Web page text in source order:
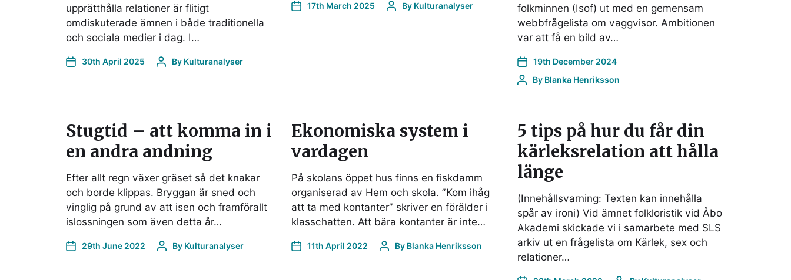
upprätthålla relationer är flitigt
omdiskuterade ämnen i både traditionella
och sociala medier i dag. I…
30th April 2025 By Kulturanalyser
17th March 2025 By Kulturanalyser
folkminnen (Isof) ut med en gemensam
webbfrågelista om vaggvisor. Ambitionen
var att få en bild av…
19th December 2024
By Blanka Henriksson
Stugtid – att komma in i
en andra andning
Efter allt regn växer gräset så det knakar
och borde klippas. Bryggan är sned och
vinglig på grund av att isen och framförallt
islossningen som även detta år…
29th June 2022 By Kulturanalyser
Ekonomiska system i
vardagen
På skolans öppet hus finns en fiskdamm
organiserad av Hem och skola. ”Kom ihåg
att ta med kontanter” skriver en förälder i
klasschatten. Att bära kontanter är inte…
11th April 2022 By Blanka Henriksson
5 tips på hur du får din
kärleksrelation att hålla
länge
(Innehållsvarning: Texten kan innehålla
spår av ironi) Vid ämnet folkloristik vid Åbo
Akademi skickade vi i samarbete med SLS
arkiv ut en frågelista om Kärlek, sex och
relationer…